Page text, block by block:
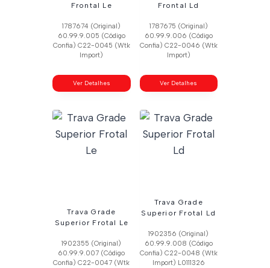
Frontal Le
1787674 (Original)
60.99.9.005 (Código
Confia) C22-0045 (Wtk
Import)
Ver Detalhes
Frontal Ld
1787675 (Original)
60.99.9.006 (Código
Confia) C22-0046 (Wtk
Import)
Ver Detalhes
Trava Grade
Superior Frotal Le
1902355 (Original)
60.99.9.007 (Código
Confia) C22-0047 (Wtk
Trava Grade
Superior Frotal Ld
1902356 (Original)
60.99.9.008 (Código
Confia) C22-0048 (Wtk
Import) L0111326